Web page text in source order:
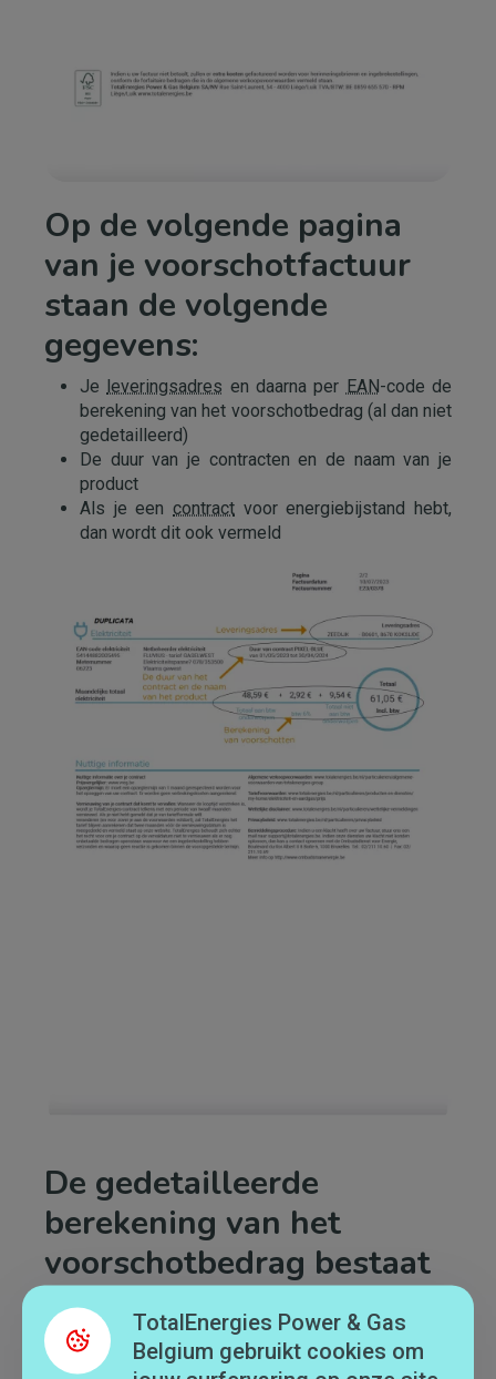
Op de volgende pagina
van je voorschotfactuur
staan de volgende
gegevens:
Je leveringsadres en daarna per EAN-code de
berekening van het voorschotbedrag (al dan niet
gedetailleerd)
De duur van je contracten en de naam van je
product
Als je een contract voor energiebijstand hebt,
dan wordt dit ook vermeld
De gedetailleerde
berekening van het
voorschotbedrag bestaat
uit verschillende delen:
TotalEnergies Power & Gas
Belgium gebruikt cookies om